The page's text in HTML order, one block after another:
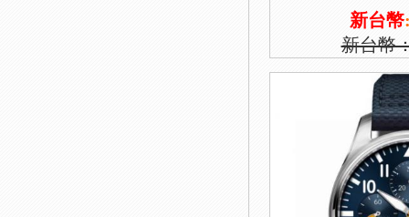
新台幣
新台幣